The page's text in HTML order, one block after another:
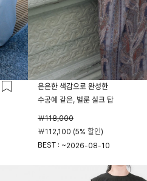
은은한 색감으로 완성한
수공예 같은, 벌룬 실크 탑
￦118,000
￦112,100 (5% 할인)
BEST : ~2026-08-10